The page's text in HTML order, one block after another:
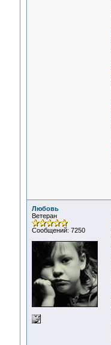
Любовь
Ветеран
Сообщений: 7250